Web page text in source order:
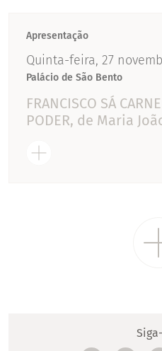
Apresentação
Quinta-feira, 27
Palácio de São Bento
FRANCISCO SÁ
PODER, de Maria